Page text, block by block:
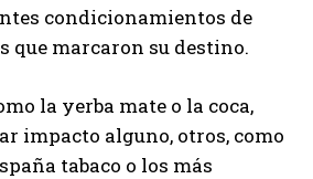
condicionamientos de
que marcaron su destino.
la yerba mate o la coca,
impacto alguno, otros, como
tabaco o los más